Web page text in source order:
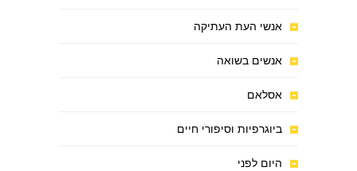
אנשי העת העתיקה
אנשים בשואה
אסלאם
ביוגרפיות וסיפורי חיים
היום לפני